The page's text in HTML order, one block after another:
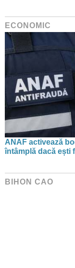
ECONOMIC
ANAF activează
întâmplă dacă ești
BIHON CAO